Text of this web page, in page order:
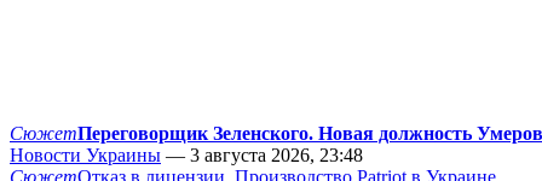
СюжетПереговорщик Зеленского. Новая должность
Новости Украины — 3 августа 2026, 23:48